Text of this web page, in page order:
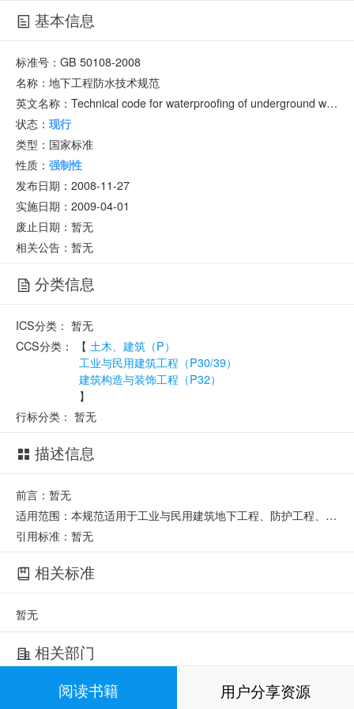
基本信息
标准号： GB 50108-2008
名称： 地下工程防水技术规范
英文名称： Technical code for waterproofing of underground works
状态： 现行
类型： 国家标准
性质： 强制性
发布日期： 2008-11-27
实施日期： 2009-04-01
废止日期： 暂无
相关公告：暂无
分类信息
ICS分类： 暂无
CCS分类：
【 土木、建筑（P）
工业与民用建筑工程（P30/39）
建筑构造与装饰工程（P32）
】
行标分类： 暂无
描述信息
前言：暂无
适用范围：本规范适用于工业与民用建筑地下工程、防护工程、市政隧道、山岭及水底隧道、地下铁道、公路隧道等地下工程防水的设计和施工。
引用标准：暂无
相关标准
暂无
相关部门
起草单位：总参工程兵科三研
阅读书籍 用户分享资源